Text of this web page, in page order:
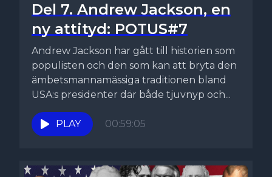
Del 7. Andrew Jackson, en
ny attityd: POTUS#7
Andrew Jackson har gått till historien som
populisten och den som kan att bryta den
ämbetsmannamässiga traditionen bland
USA:s presidenter där både tjuvnyp och...
PLAY 00:59:05